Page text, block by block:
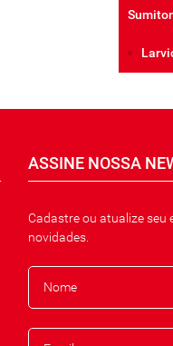
ASSINE NOSSA
Cadastre ou atualize seu
novidades.